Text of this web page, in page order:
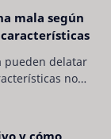
mala según
pueden delatar
no
y cómo